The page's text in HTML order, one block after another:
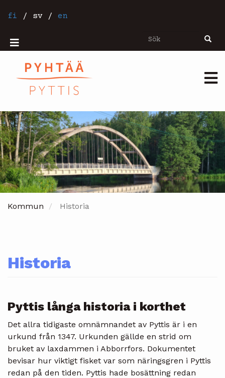
tillfi / sv / en
Sök Sök
Mobiilivalikko
Kommun Historia
Historia
Pyttis långa historia i korthet
Det allra tidigaste omnämnandet av Pyttis är i en
urkund från 1347. Urkunden gällde en strid om
bruket av laxdammen i Abborrfors. Dokumentet
bevisar hur viktigt fisket var som näringsgren i Pyttis
redan på den tiden. Pyttis hade bosättning redan